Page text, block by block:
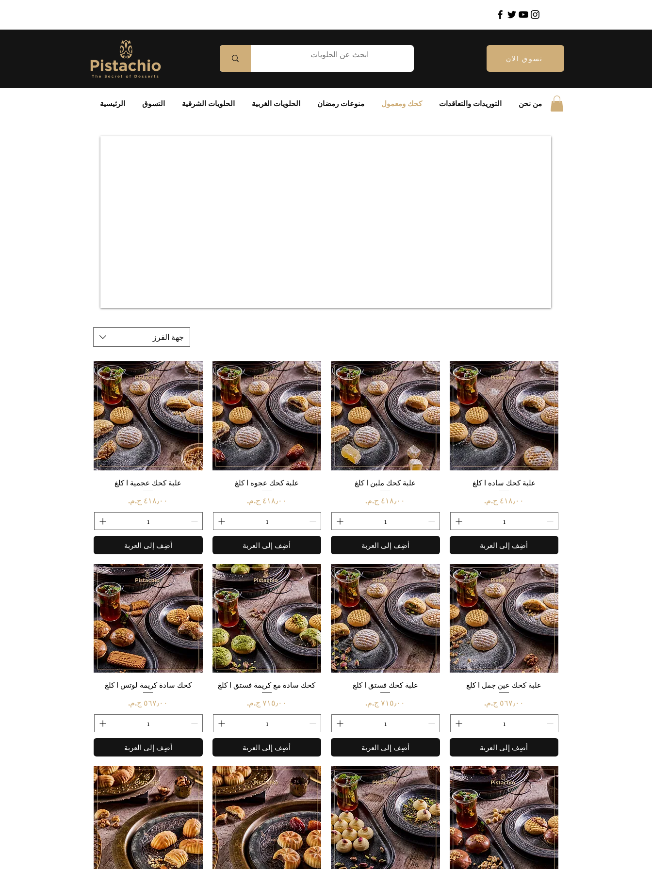
تسوق الان
الرئيسية التسوق الحلويات الشرقية الحلويات الغربية منوعات رمضان كحك ومعمول التوريدات والتعاقدات من نحن
جهة الفرز
العرض السريع
علبة كحك ساده ا كلغ
السعر
أضِف إلى العربة
العرض السريع
علبة كحك ملبن ا كلغ
السعر
أضِف إلى العربة
العرض السريع
علبة كحك عجوه ا كلغ
السعر
أضِف إلى العربة
العرض السريع
علبة كحك عجمية ا كلغ
السعر
أضِف إلى العربة
العرض السريع
علبة كحك عين جمل ا كلغ
السعر
أضِف إلى العربة
العرض السريع
علبة كحك فستق ا كلغ
السعر
أضِف إلى العربة
العرض السريع
كحك سادة مع كريمة فستق ا كلغ
السعر
أضِف إلى العربة
العرض السريع
كحك سادة كريمة لوتس ا كلغ
السعر
أضِف إلى العربة